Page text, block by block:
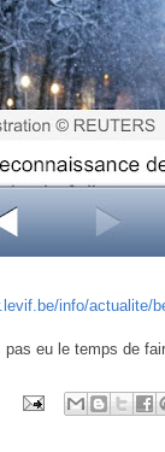
info/actualite/
pas eu le temps de